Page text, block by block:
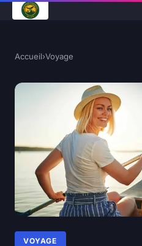
Accueil›Voyage
VOYAGE